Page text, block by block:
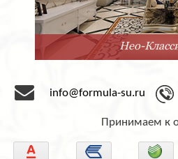
Нео-
info@formula-su.ru
Принимаем к